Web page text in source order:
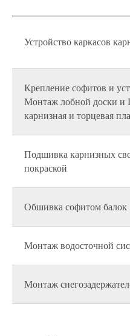
Устройство каркасов
Крепление софитов и
Монтаж лобной доски и
карнизная и торцевая
Подшивка карнизных
покраской
Обшивка софитом балок
Монтаж водосточной
Монтаж